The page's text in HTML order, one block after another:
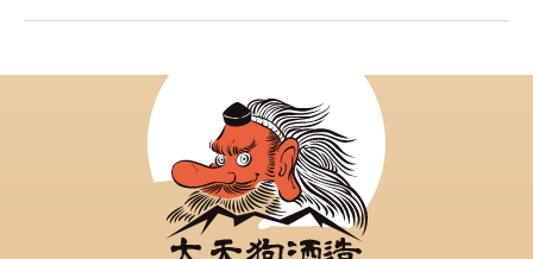
吟醸酒、純米酒、本醸造など名称別
アルコール度数別検索はこちらをク
リック
容量別検索はこちらをクリック